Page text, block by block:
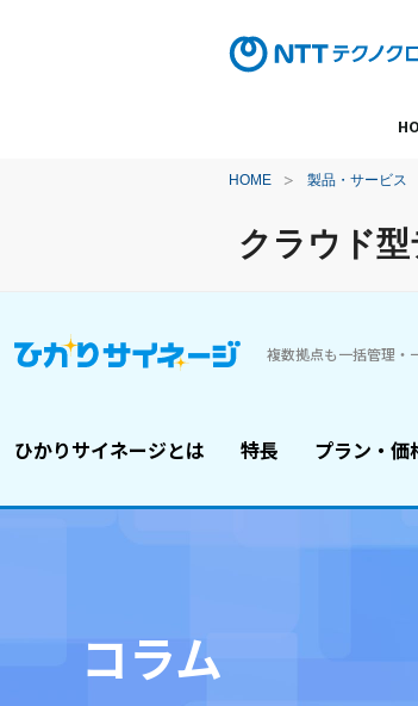
HOME 製品・サービス
クラウド
複数拠点も一括管理・
ひかりサイネージとは 特長 プラン・価
コラム